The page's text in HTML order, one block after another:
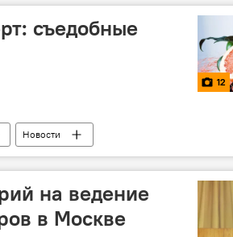
съедобные
12
Новости
на ведение
в Москве